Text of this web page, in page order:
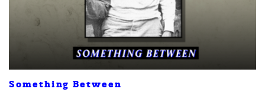
Something Between